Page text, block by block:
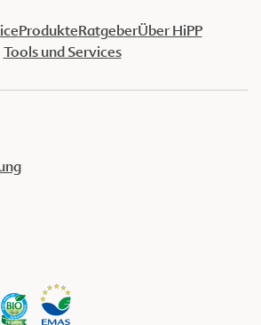
ProdukteRatgeberÜber HiPP
Tools und Services